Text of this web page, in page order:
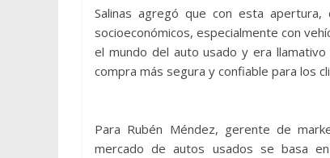
Salinas agregó que con esta
socioeconómicos, especialmente con
el mundo del auto usado y era
compra más segura y confiable para los
Para Rubén Méndez, gerente de
mercado de autos usados se basa